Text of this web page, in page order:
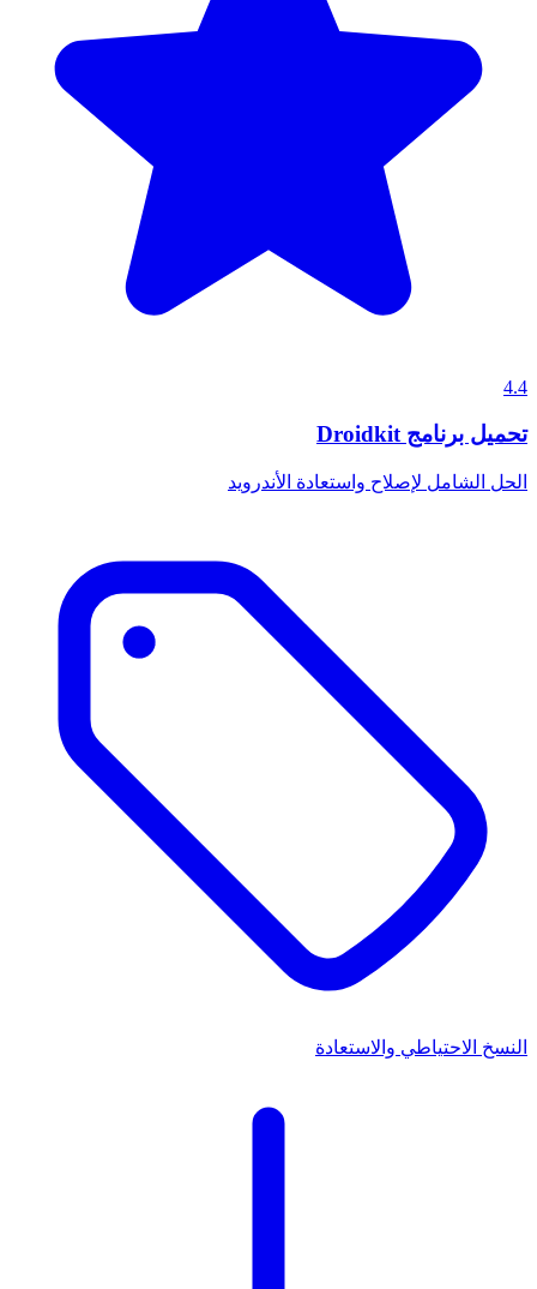
4.4
تحميل برنامج Droidkit
الحل الشامل لإصلاح واستعادة الأندرويد
النسخ الاحتياطي والاستعادة